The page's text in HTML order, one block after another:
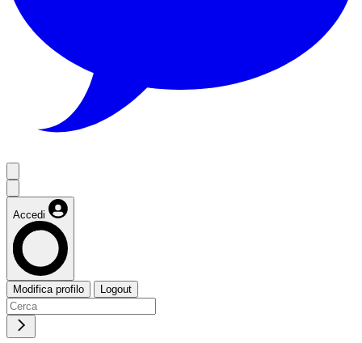
Accedi
Modifica profilo Logout